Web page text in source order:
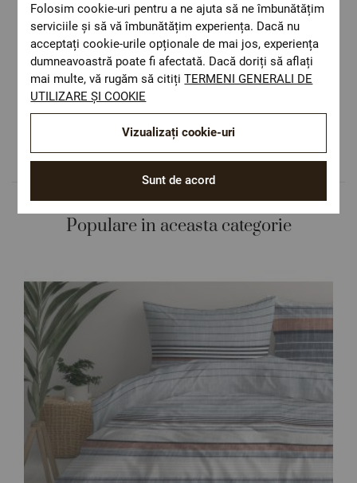
Costul de livrare este 19.60 lei pe teritoriul
României.
ОЕКО-ТЕX STANDARD 100
Materiale textile care sunt sigure pentru
sănătatea dumneavoastră.
Design autentic
Culori și imprimeuri pentru orice stil și
preferință.
Populare in aceasta categorie
Folosim cookie-uri pentru a ne ajuta să ne îmbunătățim
serviciile și să vă îmbunătățim experiența. Dacă nu
acceptați cookie-urile opționale de mai jos, experiența
dumneavoastră poate fi afectată. Dacă doriți să aflați
mai multe, vă rugăm să citițiTERMENI GENERALI DE
UTILIZARE ȘI COOKIE
Sunt de acord
Vizualizați cookie-uri